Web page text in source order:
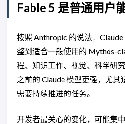
Fable 5 是普通用户
按照 Anthropic 的说法，
整到适合一般使用的 Mythos-
程、知识工作、视觉、科学研
之前的 Claude 模型更强，尤其
需要持续推进的任务。
开发者最关心的变化，可能集